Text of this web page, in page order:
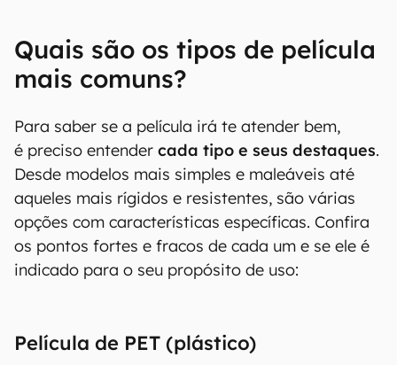
não se preocupa com marcas de uso: película
de cerâmica
película de privacidade
Se você quermenos reflexo de luzes na tela:
película fosca ou antirreflexo
Quais são os tipos de película
mais comuns?
Para saber se a película irá te atender bem,
é preciso entender
cada tipo e seus destaques